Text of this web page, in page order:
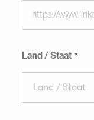
Land / Staat
Land / Staat